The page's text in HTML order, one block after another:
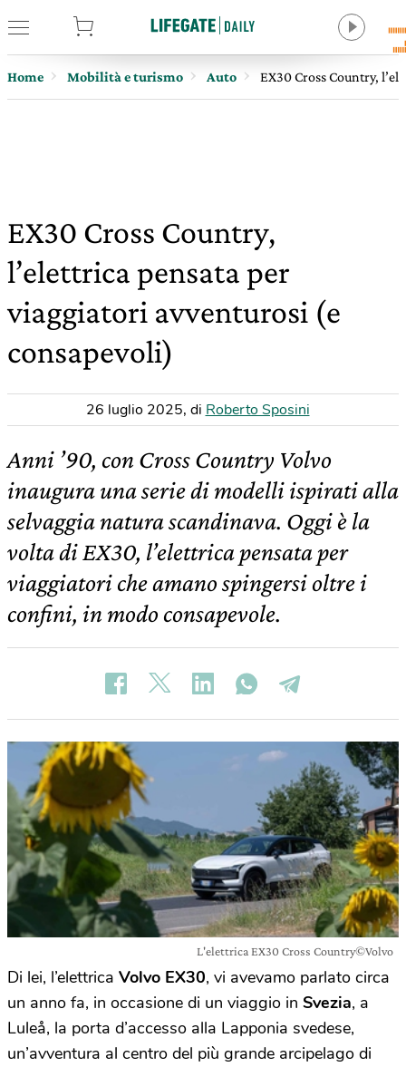
Home Mobilità e turismo Auto EX30 Cross Country,
EX30 Cross Country,
l’elettrica pensata per
viaggiatori avventurosi (e
consapevoli)
26 luglio 2025, di Roberto Sposini
Anni ’90, con Cross Country Volvo
inaugura una serie di modelli ispirati alla
selvaggia natura scandinava. Oggi è la
volta di EX30, l’elettrica pensata per
viaggiatori che amano spingersi oltre i
confini, in modo consapevole.
L'elettrica EX30 Cross Country©Volvo
Di lei, l’elettrica Volvo EX30, vi avevamo parlato circa
un anno fa, in occasione di un viaggio in Svezia, a
Luleå, la porta d’accesso alla Lapponia svedese,
un’avventura al centro del più grande arcipelago di